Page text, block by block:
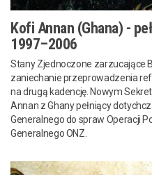
Kofi Annan (Ghana) -
1997–2006
Stany Zjednoczone zarzucające
zaniechanie przeprowadzenia
na drugą kadencję. Nowym
Annan z Ghany pełniący
Generalnego do spraw Operacji
Generalnego ONZ.